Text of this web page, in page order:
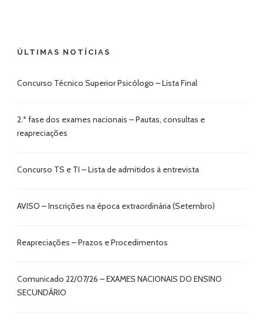
ÚLTIMAS NOTÍCIAS
Concurso Técnico Superior Psicólogo – Lista Final
2.ª fase dos exames nacionais – Pautas, consultas e
reapreciações
Concurso TS e TI – Lista de admitidos à entrevista
AVISO – Inscrições na época extraordinária (Setembro)
Reapreciações – Prazos e Procedimentos
Comunicado 22/07/26 – EXAMES NACIONAIS DO ENSINO
SECUNDÁRIO